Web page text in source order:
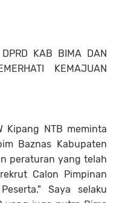
DPRD KAB BIMA DAN
KEMAJUAN
Kipang NTB meminta
Baznas Kabupaten
peraturan yang telah
Calon Pimpinan
Saya selaku